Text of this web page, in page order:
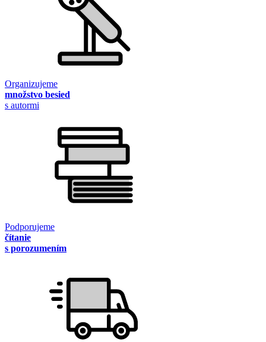
Organizujeme
množstvo besied
s autormi
Podporujeme
čítanie
s porozumením